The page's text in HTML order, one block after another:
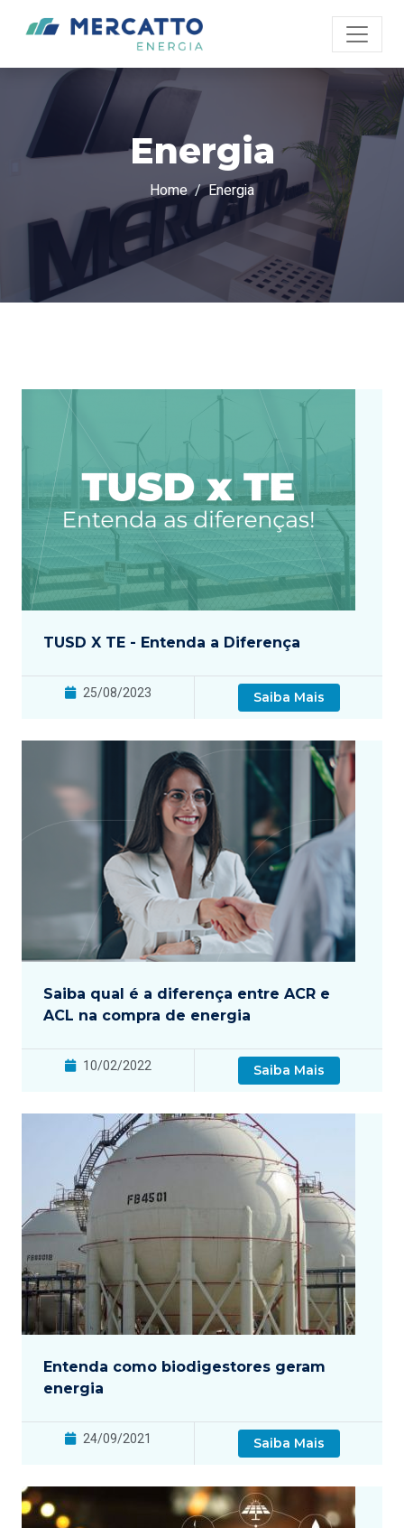
Energia
Home Energia
TUSD X TE - Entenda a Diferença
25/08/2023 Saiba Mais
Saiba qual é a diferença entre ACR e
ACL na compra de energia
10/02/2022 Saiba Mais
Entenda como biodigestores geram
energia
24/09/2021 Saiba Mais